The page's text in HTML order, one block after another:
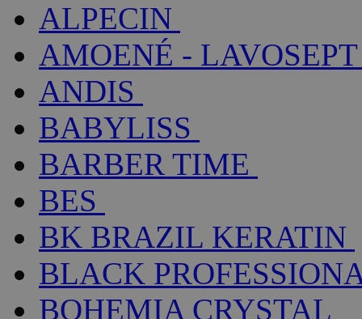
ALPECIN
AMOENÉ - LAVOSEPT
ANDIS
BABYLISS
BARBER TIME
BES
BK BRAZIL KERATIN
BLACK
BOHEMIA CRYSTAL